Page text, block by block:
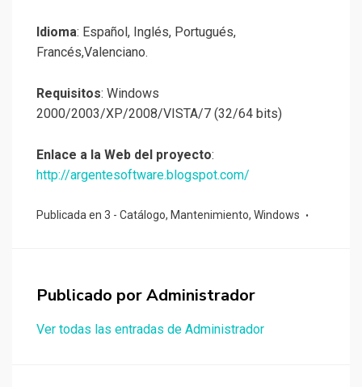
Idioma: Español, Inglés, Portugués,
Francés,Valenciano.
Requisitos: Windows
2000/2003/XP/2008/VISTA/7 (32/64 bits)
Enlace a la Web del proyecto:
http://argentesoftware.blogspot.com/
Publicada en 3 - Catálogo, Mantenimiento, Windows
Publicado porAdministrador
Ver todas las entradas de Administrador